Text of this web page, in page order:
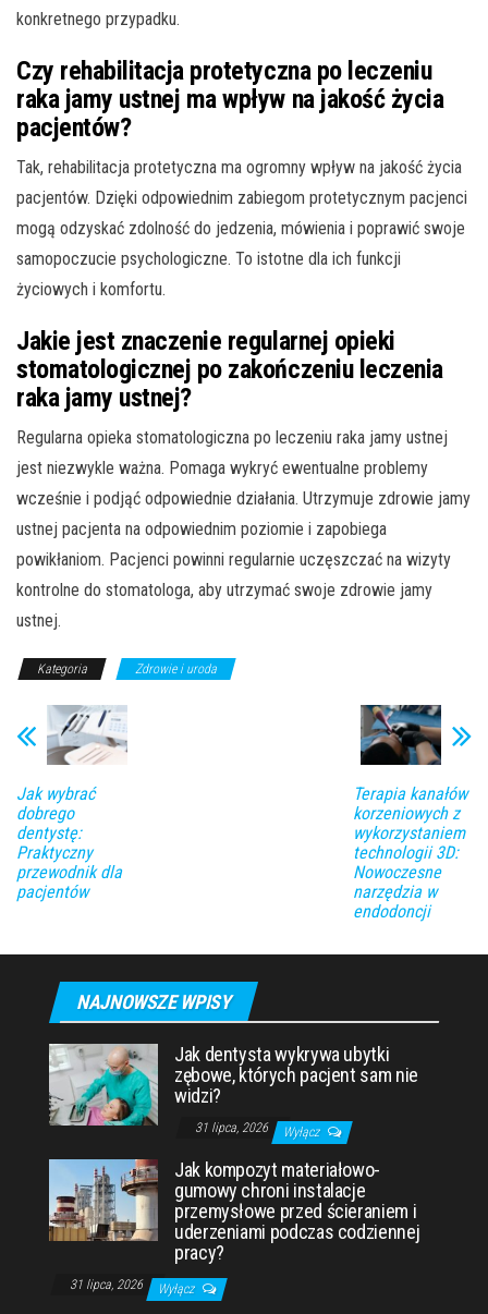
konkretnego przypadku.
Czy rehabilitacja protetyczna po leczeniu
raka jamy ustnej ma wpływ na jakość życia
pacjentów?
Tak, rehabilitacja protetyczna ma ogromny wpływ na jakość życia
pacjentów. Dzięki odpowiednim zabiegom protetycznym pacjenci
mogą odzyskać zdolność do jedzenia, mówienia i poprawić swoje
samopoczucie psychologiczne. To istotne dla ich funkcji
życiowych i komfortu.
Jakie jest znaczenie regularnej opieki
stomatologicznej po zakończeniu leczenia
raka jamy ustnej?
Regularna opieka stomatologiczna po leczeniu raka jamy ustnej
jest niezwykle ważna. Pomaga wykryć ewentualne problemy
wcześnie i podjąć odpowiednie działania. Utrzymuje zdrowie jamy
ustnej pacjenta na odpowiednim poziomie i zapobiega
powikłaniom. Pacjenci powinni regularnie uczęszczać na wizyty
kontrolne do stomatologa, aby utrzymać swoje zdrowie jamy
ustnej.
Kategoria Zdrowie i uroda
Jak wybrać
dobrego
dentystę:
Praktyczny
przewodnik dla
pacjentów
Terapia kanałów
korzeniowych z
wykorzystaniem
technologii 3D:
Nowoczesne
narzędzia w
endodoncji
NAJNOWSZE WPISY
Jak dentysta wykrywa ubytki
zębowe, których pacjent sam nie
widzi?
31 lipca, 2026 Wyłącz
Jak kompozyt materiałowo-
gumowy chroni instalacje
przemysłowe przed ścieraniem i
uderzeniami podczas codziennej
pracy?
31 lipca, 2026 Wyłącz